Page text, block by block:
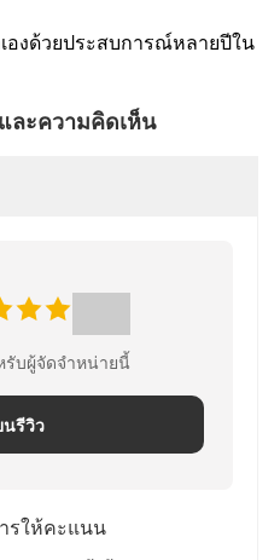
เองด้วยประสบการณ์หลายปีใน
ละความคิดเห็น
รับผู้จัดจําหน่ายนี้
นรีวิว
รให้คะแนน